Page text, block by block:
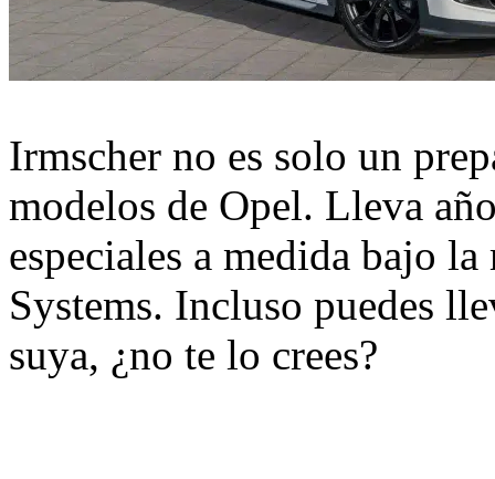
Irmscher no es solo un
modelos de Opel. Lleva
especiales a medida bajo
Systems. Incluso puedes
suya, ¿no te lo crees?